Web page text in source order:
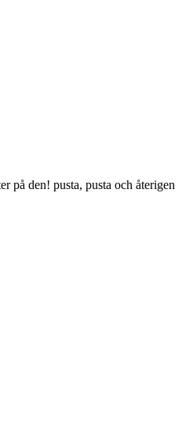
på den! pusta, pusta och återigen